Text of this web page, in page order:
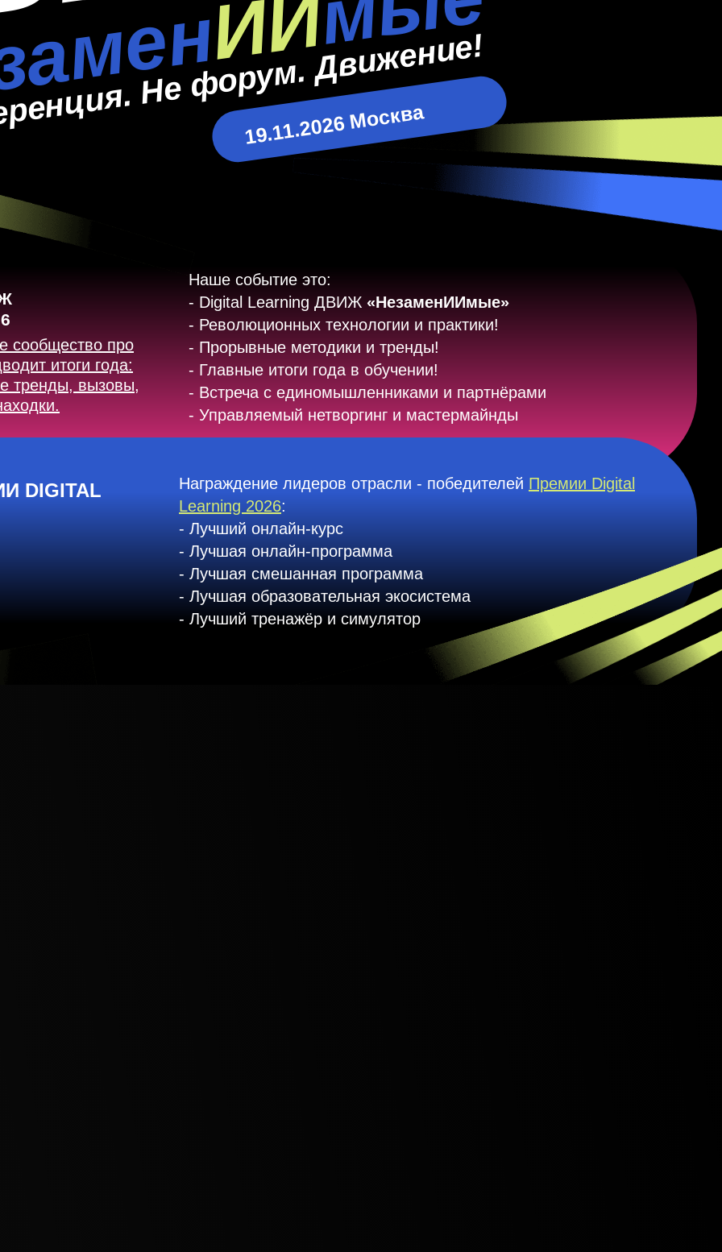
ИИ
Не форум. Движение!
19.11.2026 Москва
Наше событие это:
- Digital Learning ДВИЖ «НезаменИИмые»
- Революционных технологии и практики!
- Прорывные методики и тренды!
- Главные итоги года в обучении!
- Встреча с единомышленниками и партнёрами
- Управляемый нетворгинг и мастермайнды
сообщество про
итоги года:
тренды, вызовы,
DIGITAL Награждение лидеров отрасли - победителей Премии Digital
Learning 2026:
- Лучший онлайн-курс
- Лучшая онлайн-программа
- Лучшая смешанная программа
- Лучшая образовательная экосистема
- Лучший тренажёр и симулятор